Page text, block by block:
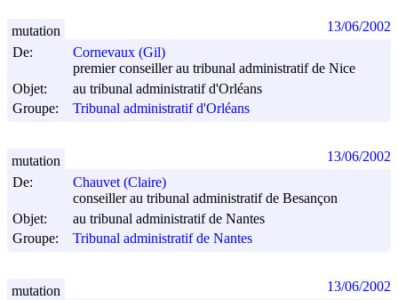
De:
Cornevaux (Gil)
premier conseiller au tribunal administratif de Nice
Objet:
au tribunal administratif d'Orléans
Groupe:
Tribunal administratif d'Orléans
mutation 13/06/2002
De:
Chauvet (Claire)
conseiller au tribunal administratif de Besançon
Objet:
au tribunal administratif de Nantes
Groupe:
Tribunal administratif de Nantes
mutation 13/06/2002
mutation 13/06/2002